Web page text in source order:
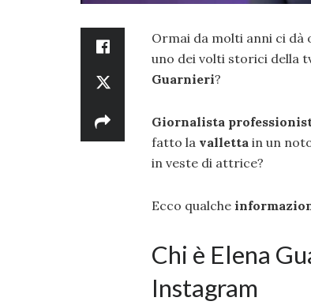
Ormai da molti anni ci dà
uno dei volti storici della
Guarnieri?
Giornalista
fatto la valletta in un
in veste di attrice?
Ecco qualche
Chi è Elena
Instagram